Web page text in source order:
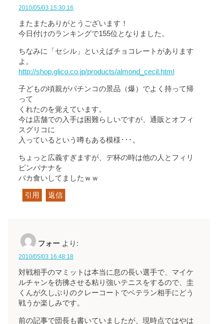
2010/05/03 15:30:16
またまたありがとうございます！
今日付けのランキングで155位となりました。
ちなみに「セシル」といえばチョコレートがあります
よ。
http://shop.glico.co.jp/products/almond_cecil.html
子どもの頃親がパチンコの景品（爆）でよく持って帰
って
くれたのを覚えています。
今は店舗での入手は困難らしいですが、通販とオフィ
スグリコに
入っているという噂もある模様･･･。
ちょっと広義すぎますが、デ杯の時は他の人とフィリ
ピンバナナを
バカ食いしてましたｗｗ
引用 返信
フォー より:
2010/05/03 16:48:18
対戦相手のマミットは本当に息の長い選手で、マイケ
ルチャンを彷彿させる粘り強いテニスをするので、圭
くんが久しぶりのクレーコートでベテラン相手にどう
戦うか楽しみです。
前の記事で団長も書いていましたが、現時点ではやは